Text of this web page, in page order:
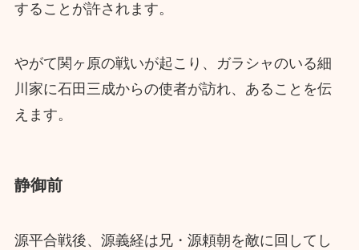
することが許されます。
やがて関ヶ原の戦いが起こり、ガラシャのいる細
川家に石田三成からの使者が訪れ、あることを伝
えます。
静御前
源平合戦後、源義経は兄・源頼朝を敵に回してし